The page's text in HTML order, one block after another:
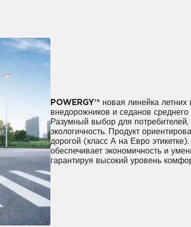
POWERGY™ новая линейка
внедорожников и седанов
Разумный выбор для
экологичность. Продукт
дорогой (класс А на Евро
обеспечивает экономичность и
гарантируя высокий уровень